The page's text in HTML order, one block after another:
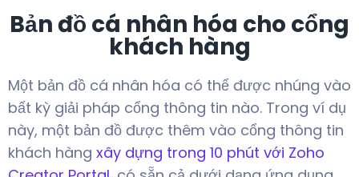
Bản đồ cá nhân hóa cho cổng
khách hàng
Một bản đồ cá nhân hóa có thể được nhúng vào
bất kỳ giải pháp cổng thông tin nào. Trong ví dụ
này, một bản đồ được thêm vào cổng thông tin
khách hàng xây dựng trong 10 phút với Zoho